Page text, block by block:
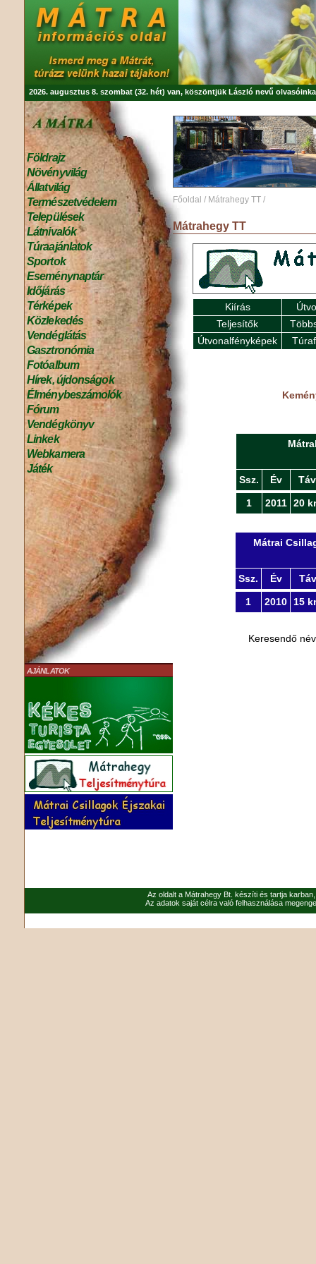
2026. augusztus 8. szombat (32. hét) van, köszöntjük László nevű
Földrajz
Növényvilág
Állatvilág
Természetvédelem
Települések
Látnivalók
Túraajánlatok
Sportok
Eseménynaptár
Időjárás
Térképek
Közlekedés
Vendéglátás
Gasztronómia
Fotóalbum
Hírek, újdonságok
Élménybeszámolók
Fórum
Vendégkönyv
Linkek
Webkamera
Játék
AJÁNLATOK
Főoldal / Mátrahegy TT /
Mátrahegy TT
Kiírás
Teljesítők
Útvonalfényképek
Ssz. Év Táv
1 2011 20
Mátrai
Ssz. Év Táv
1 2010 15
Keresendő
Az oldalt a Mátrahegy Bt. készíti és tartja
Az adatok saját célra való felhasználása